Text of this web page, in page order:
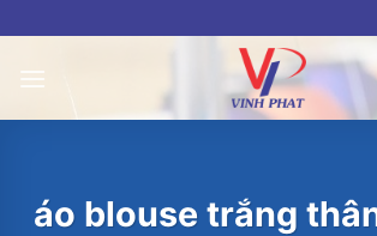
to
content
áo blouse trắng